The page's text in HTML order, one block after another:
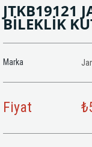
JTKB19121
BİLEKLİK
Marka
Fiyat